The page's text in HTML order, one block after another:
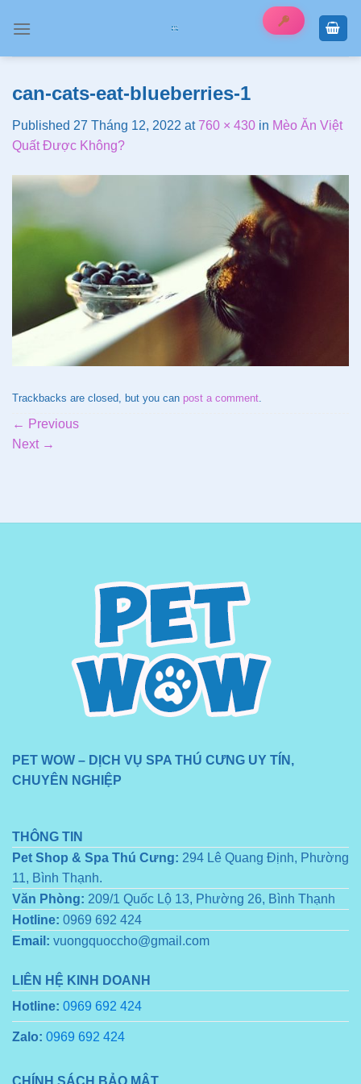
can-cats-eat-blueberries-1
Published 27 Tháng 12, 2022 at760 × 430 in Mèo Ăn Việt
Quất Được Không?
Trackbacks are closed, but you can post a comment.
← Previous
Next →
PET WOW – DỊCH VỤ SPA THÚ CƯNG UY TÍN,
CHUYÊN NGHIỆP
THÔNG TIN
Pet Shop & Spa Thú Cưng: 294 Lê Quang Định, Phường
11, Bình Thạnh.
Văn Phòng: 209/1 Quốc Lộ 13, Phường 26, Bình Thạnh
Hotline: 0969 692 424
Email: vuongquoccho@gmail.com
LIÊN HỆ KINH DOANH
Hotline: 0969 692 424
Zalo: 0969 692 424
CHÍNH SÁCH BẢO MẬT